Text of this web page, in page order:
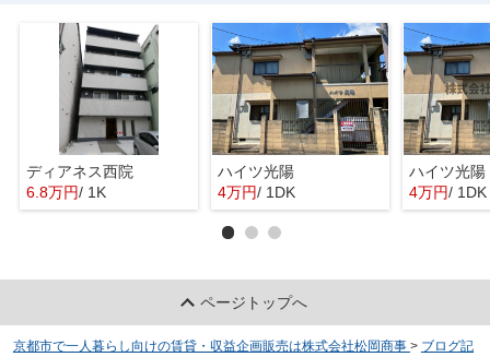
ディアネス西院
6.8万円/ 1K
ハイツ光陽
4万円/ 1DK
ハイツ光陽
4万円/ 1DK
ページトップへ
京都市で一人暮らし向けの賃貸・収益企画販売は株式会社松岡商事 > ブログ記